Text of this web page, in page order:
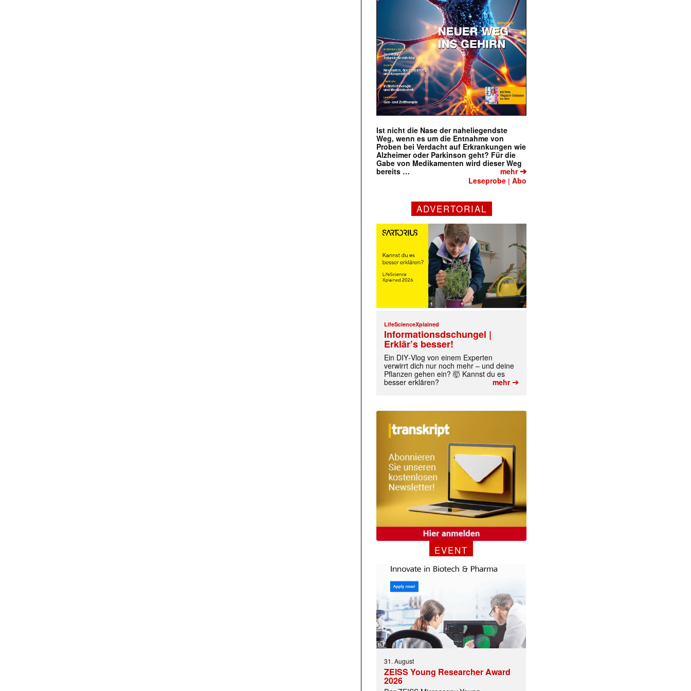
Ist nicht die Nase der naheliegendste
Weg, wenn es um die Entnahme von
Proben bei Verdacht auf Erkrankungen wie
Alzheimer oder Parkinson geht? Für die
Gabe von Medikamenten wird dieser Weg
bereits …
mehr➔
Leseprobe |Abo
ADVERTORIAL
LifeScienceXplained
Informationsdschungel |
Erklär’s besser!
Ein DIY‑Vlog von einem Experten
verwirrt dich nur noch mehr – und deine
Pflanzen gehen ein? 🤯 Kannst du es
besser erklären?
mehr➔
EVENT
31. August
ZEISS Young Researcher Award
2026